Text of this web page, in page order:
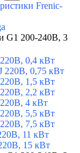
Frenic-
G1 200-240В, 3
0,4 кВт
220В, 0,75 кВт
1,5 кВт
2,2 кВт
4 кВт
5,5 кВт
7,5 кВт
11 кВт
15 кВт